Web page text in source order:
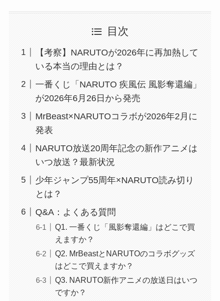
目次
【考察】NARUTOが2026年に再加熱して
いる本当の理由とは？
一番くじ「NARUTO 疾風伝 風影奪還編」
が2026年6月26日から発売
MrBeast×NARUTOコラボが2026年2月に
発表
NARUTO放送20周年記念の新作アニメは
いつ放送？最新状況
少年ジャンプ55周年×NARUTO読み切り
とは？
Q&A：よくある質問
Q1. 一番くじ「風影奪還編」はどこで買
えますか？
Q2. MrBeastとNARUTOのコラボグッズ
はどこで買えますか？
Q3. NARUTO新作アニメの放送日はいつ
ですか？